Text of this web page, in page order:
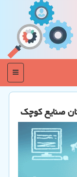
منو
صنایع كوچك